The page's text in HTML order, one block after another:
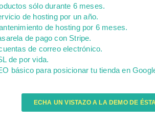
sólo durante 6 meses.
de hosting por un año.
de hosting por 6 meses.
de pago con Stripe.
de correo electrónico.
de por vida.
básico para posicionar tu tienda en
ECHA UN VISTAZO A LA DEMO DE